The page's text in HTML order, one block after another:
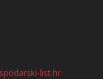
list.hr